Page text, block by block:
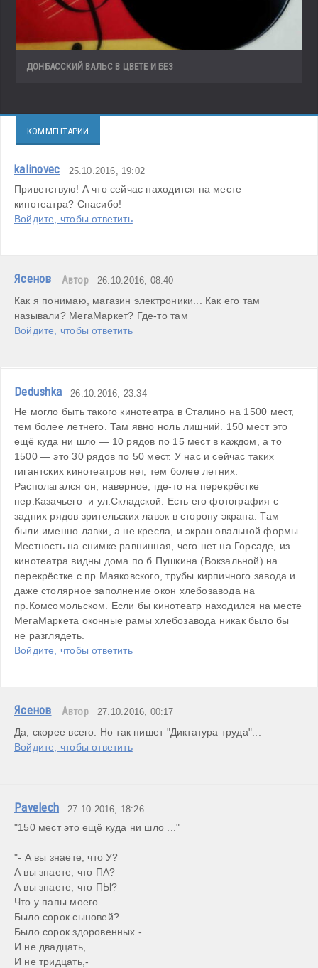
ДОНБАССКИЙ ВАЛЬС В ЦВЕТЕ И БЕЗ
КОММЕНТАРИИ
kalinovec 25.10.2016, 19:02
Приветствую! А что сейчас находится на месте
кинотеатра? Спасибо!
Войдите, чтобы ответить
Ясенов Автор 26.10.2016, 08:40
Как я понимаю, магазин электроники... Как его там
называли? МегаМаркет? Где-то там
Войдите, чтобы ответить
Dedushka 26.10.2016, 23:34
Не могло быть такого кинотеатра в Сталино на 1500 мест,
тем более летнего. Там явно ноль лишний. 150 мест это
ещё куда ни шло — 10 рядов по 15 мест в каждом, а то
1500 — это 30 рядов по 50 мест. У нас и сейчас таких
гигантских кинотеатров нет, тем более летних.
Располагался он, наверное, где-то на перекрёстке
пер.Казачьего  и ул.Складской. Есть его фотография с
задних рядов зрительских лавок в сторону экрана. Там
были именно лавки, а не кресла, и экран овальной формы.
Местность на снимке равнинная, чего нет на Горсаде, из
кинотеатра видны дома по б.Пушкина (Вокзальной) на
перекрёстке с пр.Маяковского, трубы кирпичного завода и
даже столярное заполнение окон хлебозавода на
пр.Комсомольском. Если бы кинотеатр находился на месте
МегаМаркета оконные рамы хлебозавода никак было бы
не разглядеть.
Войдите, чтобы ответить
Ясенов Автор 27.10.2016, 00:17
Да, скорее всего. Но так пишет "Диктатура труда"...
Войдите, чтобы ответить
Pavelech 27.10.2016, 18:26
"150 мест это ещё куда ни шло ..."
"- А вы знаете, что У?
А вы знаете, что ПА?
А вы знаете, что ПЫ?
Что у папы моего
Было сорок сыновей?
Было сорок здоровенных -
И не двадцать,
И не тридцать,-